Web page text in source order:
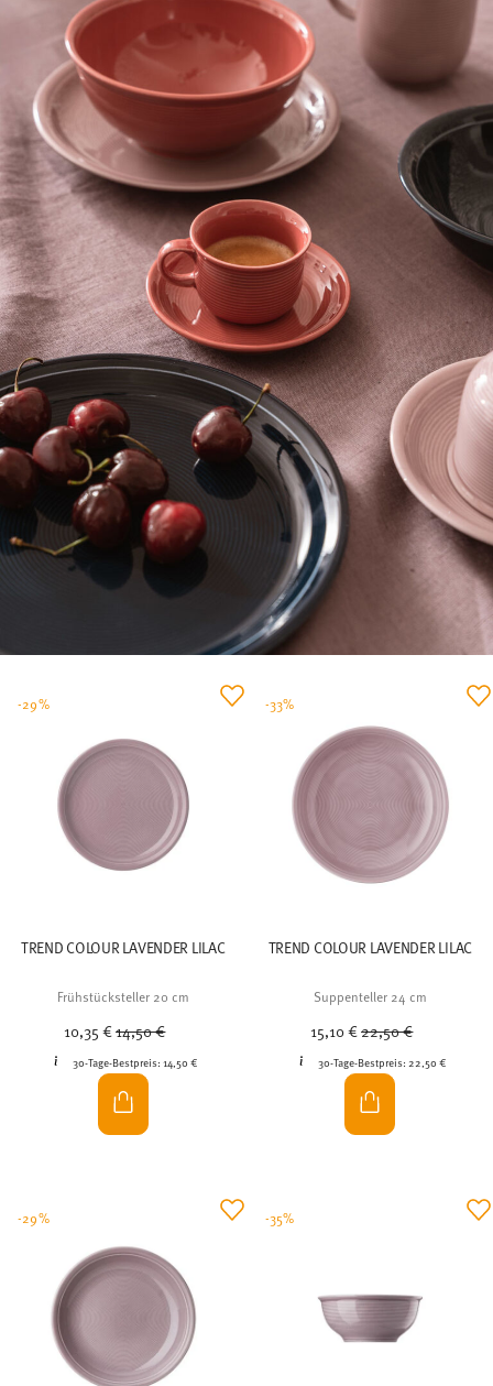
TREND COLOUR LAVENDER LILAC
Frühstücksteller 20 cm
10,35 €Price reduced from
14,50 €
30-Tage-Bestpreis: 14,50 €
-29%
TREND COLOUR LAVENDER LILAC
Suppenteller 24 cm
15,10 €Price reduced from
22,50 €
30-Tage-Bestpreis: 22,50 €
-33%
-29% -35%